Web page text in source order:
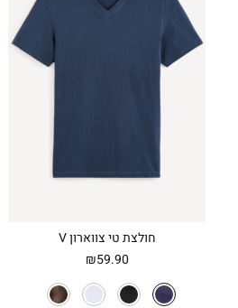
חולצת טי צווארון V
₪59.90